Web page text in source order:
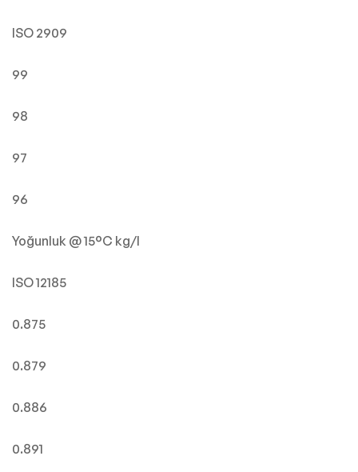
ISO 2909
99
98
97
96
Yoğunluk @ 15°C kg/l
ISO 12185
0.875
0.879
0.886
0.891